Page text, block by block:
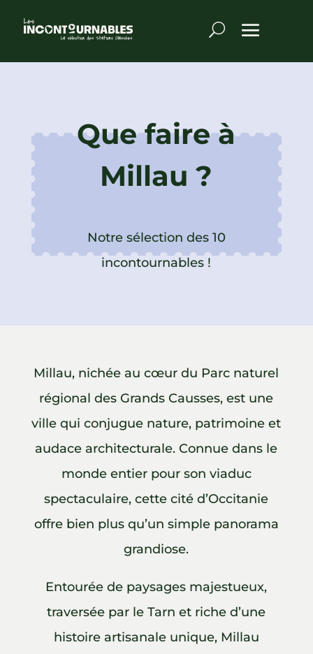
Que faire à
Millau ?
Notre sélection des 10
incontournables !
Millau, nichée au cœur du Parc naturel
régional des Grands Causses, est une
ville qui conjugue nature, patrimoine et
audace architecturale. Connue dans le
monde entier pour son viaduc
spectaculaire, cette cité d’Occitanie
offre bien plus qu’un simple panorama
grandiose.
Entourée de paysages majestueux,
traversée par le Tarn et riche d’une
histoire artisanale unique, Millau